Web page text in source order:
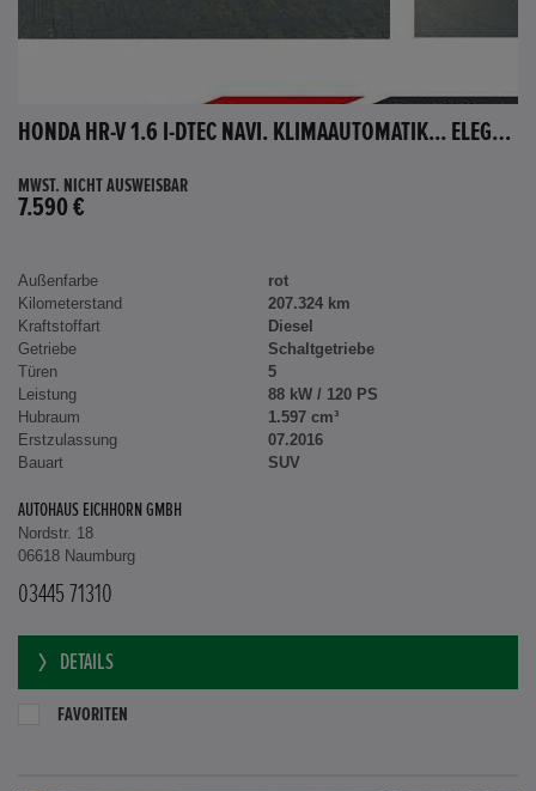
HONDA HR-V 1.6 I-DTEC NAVI. KLIMAAUTOMATIK... ELEGANCE
MWST. NICHT AUSWEISBAR
7.590 €
Außenfarbe
rot
Kilometerstand
207.324 km
Kraftstoffart
Diesel
Getriebe
Schaltgetriebe
Türen
5
Leistung
88 kW / 120 PS
Hubraum
1.597 cm³
Erstzulassung
07.2016
Bauart
SUV
AUTOHAUS EICHHORN GMBH
Nordstr. 18
06618 Naumburg
03445 71310
DETAILS
FAVORITEN